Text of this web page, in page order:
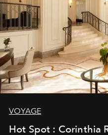
VOYAGE
Hot Spot : Corinthia